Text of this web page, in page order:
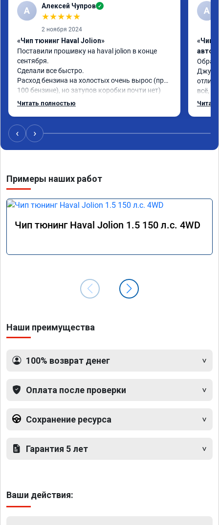
А Алексей Чупров ✓
★★★★★
2 ноября 2024
«Чип тюнинг Haval Jolion»
Поставили прошивку на haval jolion в конце
сентября.
Сделали все быстро.
Расход бензина на холостых очень вырос (при
100 бензине), но затупов коробки почти нет)
Очень приятно ездить на эко режиме, а на
Читать полностью
А
«Чип
всё,
‹ ›
Примеры наших работ
Чип тюнинг Haval Jolion 1.5 150 л.с. 4WD
Наши преимущества
100% возврат денег
Оплата после проверки
Сохранение ресурса
Гарантия 5 лет
Ваши действия: